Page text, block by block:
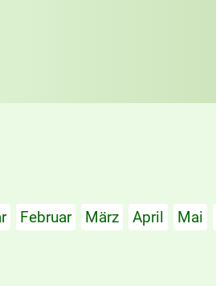
Februar März April Mai